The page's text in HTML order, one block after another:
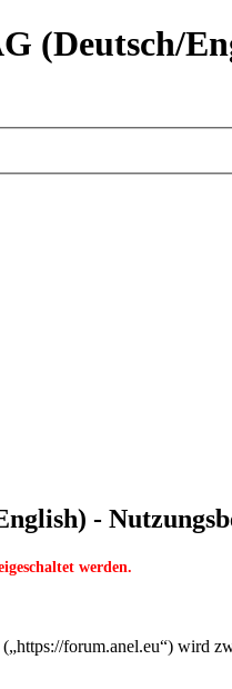
(Deutsch/
-
werden.
forum.anel.eu“) wird